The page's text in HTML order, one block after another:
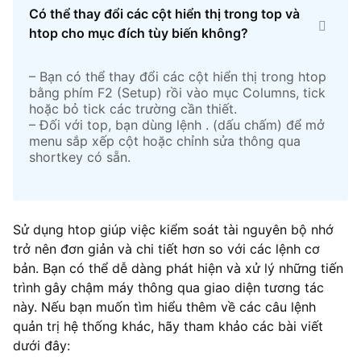
Có thể thay đổi các cột hiển thị trong top và
htop cho mục đích tùy biến không?
– Bạn có thể thay đổi các cột hiển thị trong htop
bằng phím F2 (Setup) rồi vào mục Columns, tick
hoặc bỏ tick các trường cần thiết.
– Đối với top, bạn dùng lệnh . (dấu chấm) để mở
menu sắp xếp cột hoặc chỉnh sửa thông qua
shortkey có sẵn.
Sử dụng htop giúp việc kiểm soát tài nguyên bộ nhớ
trở nên đơn giản và chi tiết hơn so với các lệnh cơ
bản. Bạn có thể dễ dàng phát hiện và xử lý những tiến
trình gây chậm máy thông qua giao diện tương tác
này. Nếu bạn muốn tìm hiểu thêm về các câu lệnh
quản trị hệ thống khác, hãy tham khảo các bài viết
dưới đây: